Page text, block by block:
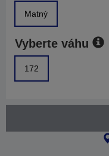
Matný
Vyberte váhu
172